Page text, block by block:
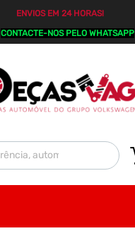
ENVIOS EM 24 HORAS!
CONTACTE-NOS PELO WHATSAPP